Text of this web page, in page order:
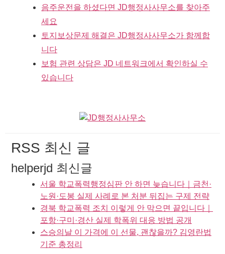
음주운전을 하셨다면 JD행정사사무소를 찾아주
세요
토지보상문제 해결은 JD행정사사무소가 함께합
니다
보험 관련 상담은 JD 네트워크에서 확인하실 수
있습니다
RSS 최신 글
helperjd 최신글
서울 학교폭력행정심판 안 하면 늦습니다｜금천·
노원·도봉 실제 사례로 본 처분 뒤집는 구제 전략
경북 학교폭력 조치 이렇게 안 막으면 끝입니다｜
포항·구미·경산 실제 학폭위 대응 방법 공개
스승의날 이 가격에 이 선물, 괜찮을까? 김영란법
기준 총정리